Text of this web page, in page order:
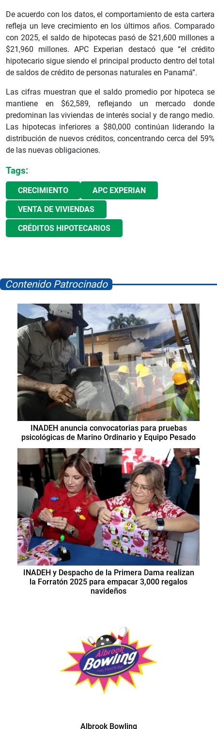
De acuerdo con los datos, el comportamiento de esta cartera
refleja un leve crecimiento en los últimos años. Comparado
con 2025, el saldo de hipotecas pasó de $21,600 millones a
$21,960 millones. APC Experian destacó que “el crédito
hipotecario sigue siendo el principal producto dentro del total
de saldos de crédito de personas naturales en Panamá”.
Las cifras muestran que el saldo promedio por hipoteca se
mantiene en $62,589, reflejando un mercado donde
predominan las viviendas de interés social y de rango medio.
Las hipotecas inferiores a $80,000 continúan liderando la
distribución de nuevos créditos, concentrando cerca del 59%
de las nuevas obligaciones.
Tags:
CRECIMIENTO APC EXPERIAN
VENTA DE VIVIENDAS
CRÉDITOS HIPOTECARIOS
Contenido Patrocinado
INADEH anuncia convocatorias para pruebas
psicológicas de Marino Ordinario y Equipo Pesado
INADEH y Despacho de la Primera Dama realizan
la Forratón 2025 para empacar 3,000 regalos
navideños
Albrook Bowling